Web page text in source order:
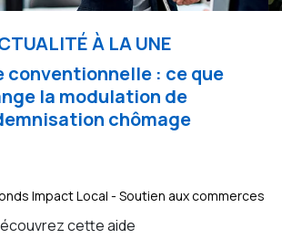
À LA UNE
conventionnelle : ce que
la modulation de
chômage
Impact Local - Soutien aux commerces
cette aide